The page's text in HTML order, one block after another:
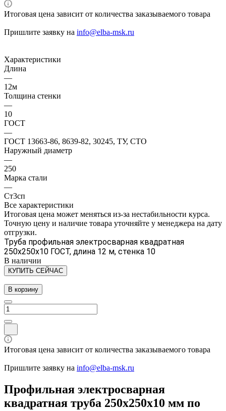
Итоговая цена зависит от количества заказываемого товара
Пришлите заявку на info@elba-msk.ru
Характеристики
Длина
—
12м
Толщина стенки
—
10
ГОСТ
—
ГОСТ 13663-86, 8639-82, 30245, ТУ, СТО
Наружный диаметр
—
250
Марка стали
—
Ст3сп
Все характеристики
Итоговая цена может меняться из-за нестабильности курса.
Точную цену и наличие товара уточняйте у менеджера на дату
отгрузки.
Труба профильная электросварная квадратная
250х250х10 ГОСТ, длина 12 м, стенка 10
В наличии
КУПИТЬ СЕЙЧАС
В корзину
Итоговая цена зависит от количества заказываемого товара
Пришлите заявку на info@elba-msk.ru
Профильная электросварная
квадратная труба 250х250х10 мм по